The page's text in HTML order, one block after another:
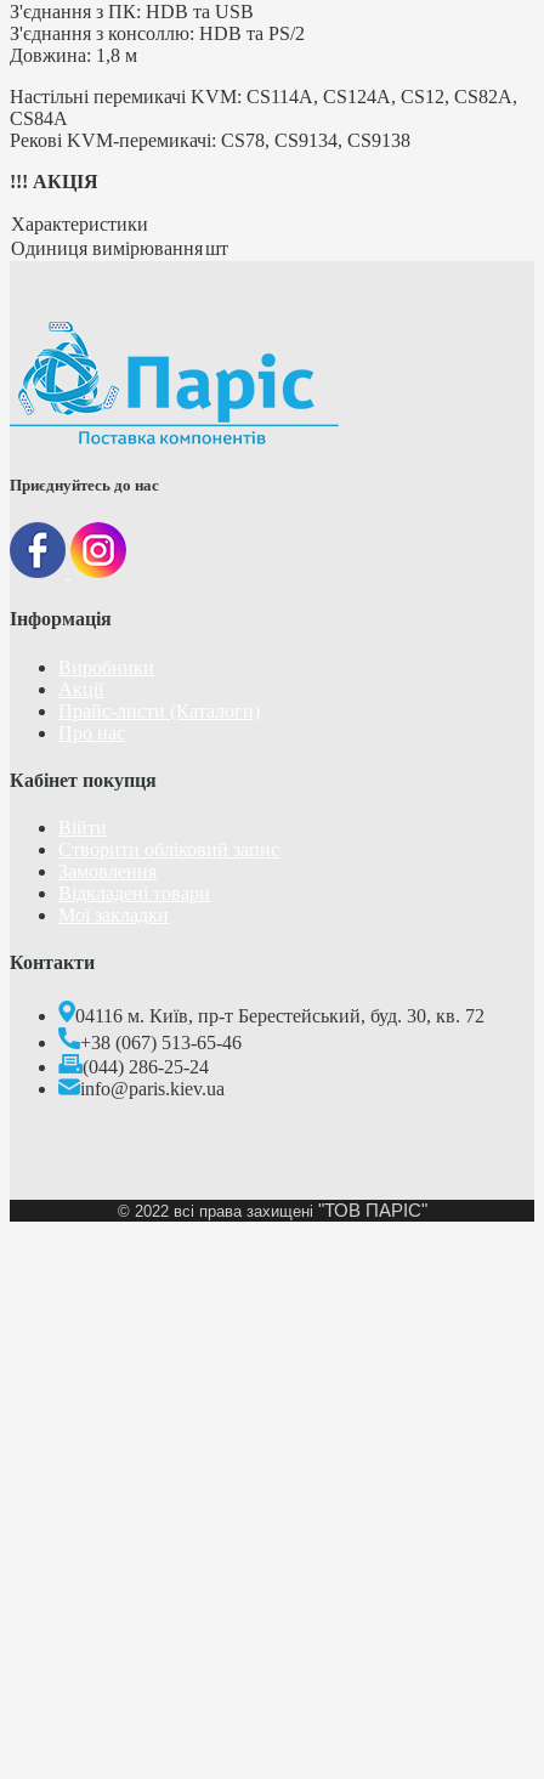
З'єднання з ПК: HDB та USB
З'єднання з консоллю: HDB та PS/2
Довжина: 1,8 м
Настільні перемикачі KVM: CS114A, CS124A, CS12, CS82A,
CS84A
Рекові KVM-перемикачі: CS78, CS9134, CS9138
!!! АКЦІЯ
Характеристики
Одиниця вимірюванняшт
Приєднуйтесь до нас
Інформація
Кабінет покупця
Контакти
04116 м. Київ, пр-т Берестейський, буд. 30, кв. 72
+38 (067) 513-65-46
(044) 286-25-24
info@paris.kiev.ua
© 2022 всі права захищені "ТОВ ПАРІС"